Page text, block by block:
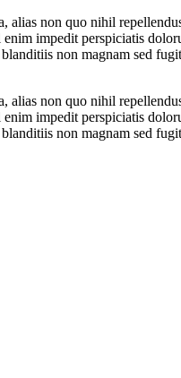
alias non quo nihil
impedit perspiciatis
non magnam sed
alias non quo nihil
impedit perspiciatis
non magnam sed